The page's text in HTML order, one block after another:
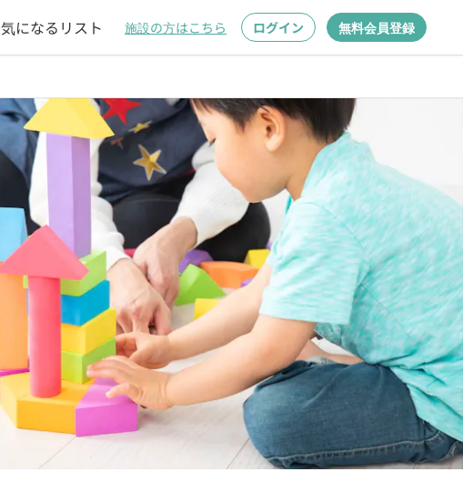
気になるリスト 施設の方はこちら ログイン 無料会員登録